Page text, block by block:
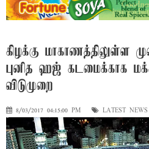
கிழக்கு மாகாணத்திலுள்ள
புனித ஹஜ் கடமைக்காக
விடுமுறை
8/03/2017 04:15:00 PM LATEST NEWS